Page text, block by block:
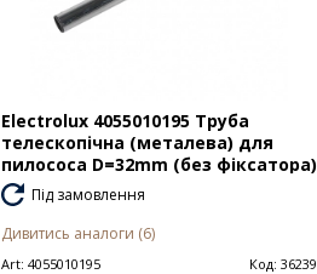
Electrolux 4055010195 Труба
телескопічна (металева) для
пилососа D=32mm (без фіксатора)
Під замовлення
Дивитись аналоги (6)
Art: 4055010195 Код: 36239